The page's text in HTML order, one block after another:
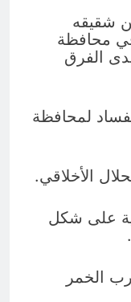
شقيقه
محافظة
الفرق
لمحافظة
الأخلاقي.
على شكل
الخمر